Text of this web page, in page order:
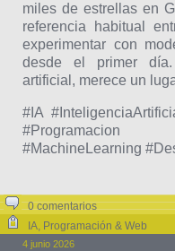
miles de estrellas en
referencia habitual
experimentar con
desde el primer
artificial, merece un
#IA
#Programacion
#MachineLearning
0 comentarios
IA, Programación & Web
4 junio 2026